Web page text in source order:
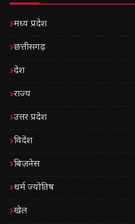
मध्य प्रदेश
छत्तीसगढ़
देश
राज्य
उत्तर प्रदेश
विदेश
बिज़नेस
धर्म ज्योतिष
खेल